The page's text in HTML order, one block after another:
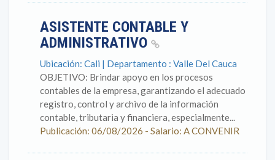
ASISTENTE CONTABLE Y
ADMINISTRATIVO
Ubicación: Cali | Departamento : Valle Del Cauca
OBJETIVO: Brindar apoyo en los procesos
contables de la empresa, garantizando el adecuado
registro, control y archivo de la información
contable, tributaria y financiera, especialmente...
Publicación: 06/08/2026 - Salario: A CONVENIR